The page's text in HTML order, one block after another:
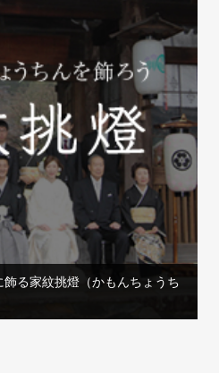
る家紋挑燈（かもんちょうち